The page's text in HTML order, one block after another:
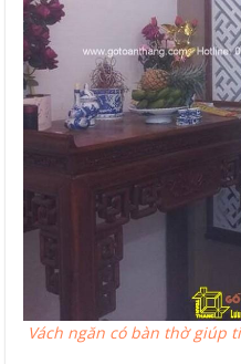
Vách ngăn có bàn thờ giúp